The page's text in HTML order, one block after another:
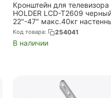
Кронштейн для телевизора
HOLDER LCD-T2609
22"-47" макс.40кг
наклон (LCD-T2609-B)
Код товара: 254041
В наличии